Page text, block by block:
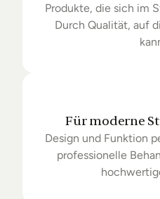
Produkte, die sich im
Durch Qualität, auf
Für moderne
Design und Funktion
professionelle